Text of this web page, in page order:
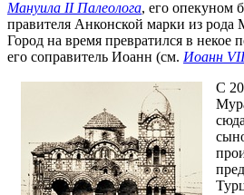
Мануила II Палеолога, его опекуном
правителя Анконской марки из
Город на время превратился в
его соправитель Иоанн (см. Иоанн
С